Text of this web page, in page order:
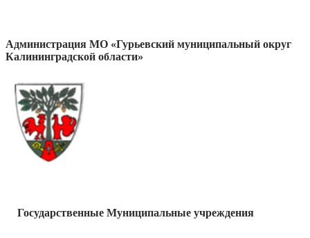
Администрация МО «Гурьевский муниципальный округ
Калининградской области»
Государственные Муниципальные учреждения